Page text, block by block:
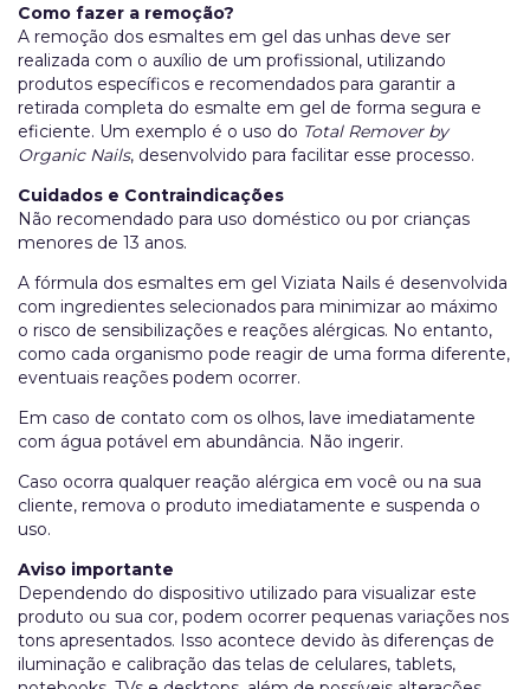
Como fazer a remoção?
A remoção dos esmaltes em gel das unhas deve ser
realizada com o auxílio de um profissional, utilizando
produtos específicos e recomendados para garantir a
retirada completa do esmalte em gel de forma segura e
eficiente. Um exemplo é o uso do Total Remover by
Organic Nails, desenvolvido para facilitar esse processo.
Cuidados e Contraindicações
Não recomendado para uso doméstico ou por crianças
menores de 13 anos.
A fórmula dos esmaltes em gel Viziata Nails é desenvolvida
com ingredientes selecionados para minimizar ao máximo
o risco de sensibilizações e reações alérgicas. No entanto,
como cada organismo pode reagir de uma forma diferente,
eventuais reações podem ocorrer.
Em caso de contato com os olhos, lave imediatamente
com água potável em abundância. Não ingerir.
Caso ocorra qualquer reação alérgica em você ou na sua
cliente, remova o produto imediatamente e suspenda o
uso.
Aviso importante
Dependendo do dispositivo utilizado para visualizar este
produto ou sua cor, podem ocorrer pequenas variações nos
tons apresentados. Isso acontece devido às diferenças de
iluminação e calibração das telas de celulares, tablets,